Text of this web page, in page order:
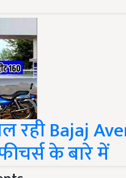
रही Bajaj
के बारे में